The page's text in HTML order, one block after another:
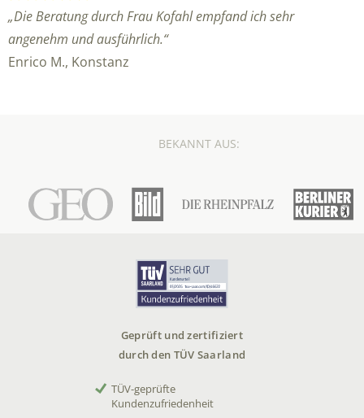
„Die Beratung durch Frau Kofahl empfand ich sehr
angenehm und ausführlich.“
Enrico M., Konstanz
BEKANNT AUS:
Geprüft und zertifiziert
durch den TÜV Saarland
TÜV-geprüfte
Kundenzufriedenheit